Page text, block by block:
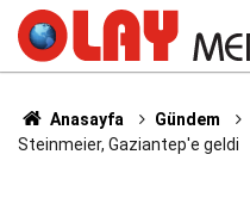
Anasayfa Gündem
Steinmeier, Gaziantep'e geldi